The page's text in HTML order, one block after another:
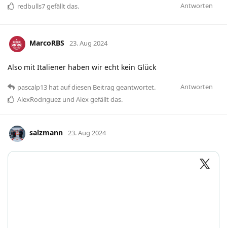
Antworten
redbulls7gefällt das.
MarcoRBS 23. Aug 2024
Also mit Italiener haben wir echt kein Glück
Antworten
pascalp13 hatauf diesen Beitrag geantwortet.
AlexRodriguez und Alex gefällt das.
salzmann 23. Aug 2024